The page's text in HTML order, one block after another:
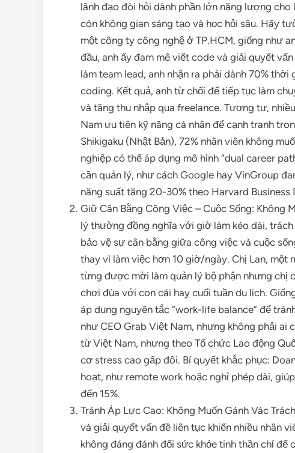
lãnh đạo đòi hỏi dành phần lớn năng lượng
còn không gian sáng tạo và học hỏi sâu. Hãy
một công ty công nghệ ở TP.HCM, giống như
đầu, anh ấy đam mê viết code và giải quyết
làm team lead, anh nhận ra phải dành 70%
coding. Kết quả, anh từ chối để tiếp tục làm
và tăng thu nhập qua freelance. Tương tự,
Nam ưu tiên kỹ năng cá nhân để cạnh tranh
Shikigaku (Nhật Bản), 72% nhân viên không
nghiệp có thể áp dụng mô hình “dual career
cần quản lý, như cách Google hay VinGroup
năng suất tăng 20-30% theo Harvard Business
Giữ Cân Bằng Công Việc – Cuộc Sống: Không
lý thường đồng nghĩa với giờ làm kéo dài,
bảo vệ sự cân bằng giữa công việc và cuộc
thay vì làm việc hơn 10 giờ/ngày. Chị Lan, một
từng được mời làm quản lý bộ phận nhưng chị
chơi đùa với con cái hay cuối tuần du lịch.
áp dụng nguyên tắc “work-life balance” để
như CEO Grab Việt Nam, nhưng không phải ai
từ Việt Nam, nhưng theo Tổ chức Lao động
cơ stress cao gấp đôi. Bí quyết khắc phục:
hoạt, như remote work hoặc nghỉ phép dài,
đến 15%.
Tránh Áp Lực Cao: Không Muốn Gánh Vác
và giải quyết vấn đề liên tục khiến nhiều nhân
không đáng đánh đổi sức khỏe tinh thần chỉ để